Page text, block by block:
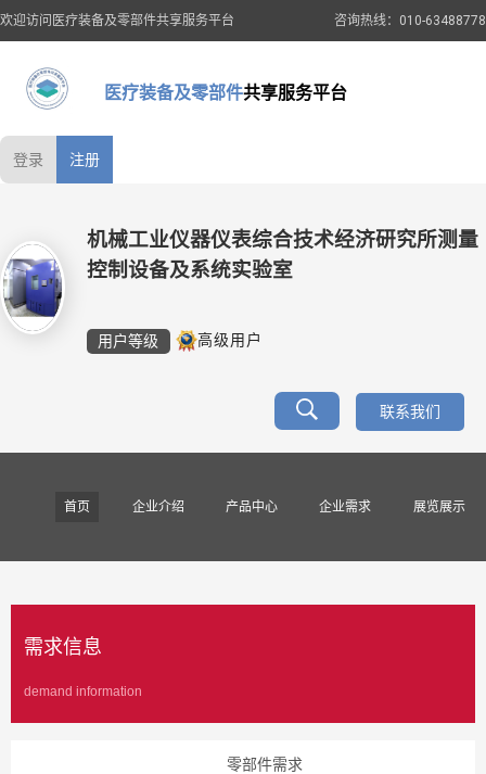
欢迎访问医疗装备及零部件共享服务平台 咨询热线：010-63488778
医疗装备及零部件共享服务平台
登录 注册
机械工业仪器仪表综合技术经济研究所测量
控制设备及系统实验室
用户等级 高级用户
联系我们
首页 企业介绍 产品中心 企业需求 展览展示
需求信息
demand information
零部件需求